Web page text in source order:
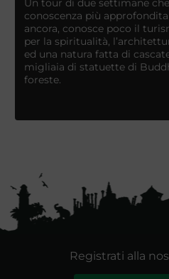
conoscenza più approfondita
ancora, conosce poco il
per la spiritualità,
ed una natura fatta di
migliaia di statuette di
foreste.
Registrati alla